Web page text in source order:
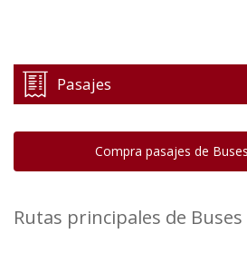
Pasajes
Compra pasajes de
Rutas principales de Buses